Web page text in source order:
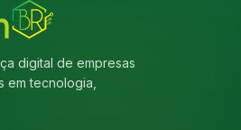
digital de empresas
em tecnologia,